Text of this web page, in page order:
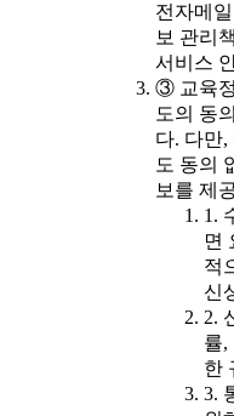
전자메
보 관리
서비스
③ 교육
도의 동
다. 다만,
도 동의
보를 제
1.
면
적
신
2.
률,
한
3.